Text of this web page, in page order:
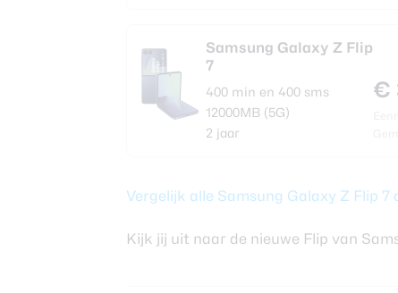
Samsung Galaxy Z Flip
7
400 min en 400 sms
12000MB (5G)
2 jaar
€
Vergelijk alle Samsung Galaxy Z Flip 7
Kijk jij uit naar de nieuwe Flip van